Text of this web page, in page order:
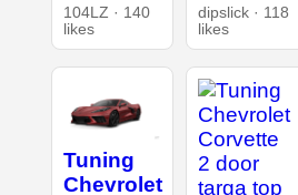
104LZ · 140
likes
dipslick · 118
likes
Tuning
Chevrolet